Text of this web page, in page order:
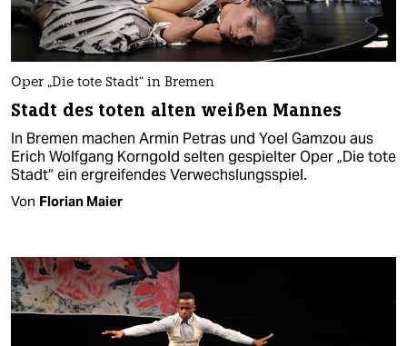
Oper „Die tote Stadt“ in Bremen
Stadt des toten alten weißen Mannes
In Bremen machen Armin Petras und Yoel Gamzou aus
Erich Wolfgang Korngold selten gespielter Oper „Die tote
Stadt“ ein ergreifendes Verwechslungsspiel.
Von Florian Maier